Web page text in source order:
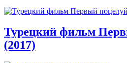
Турецкий фильм
(2017)